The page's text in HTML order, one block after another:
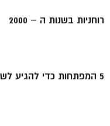
רוחניות בשנות ה – 2000
5 המפתחות כדי להגיע לשלמות